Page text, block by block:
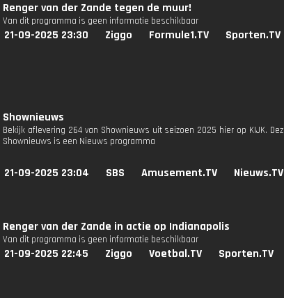
Renger van der Zande tegen de muur!
Van dit programma is geen informatie beschikbaar
21-09-2025 23:30 Ziggo Formule1.TV Sporten.TV
Shownieuws
Bekijk aflevering 264 van Shownieuws uit seizoen 2025 hier op KIJK.
Shownieuws is een Nieuws programma
21-09-2025 23:04 SBS Amusement.TV Nieuws.TV
Renger van der Zande in actie op Indianapolis
Van dit programma is geen informatie beschikbaar
21-09-2025 22:45 Ziggo Voetbal.TV Sporten.TV